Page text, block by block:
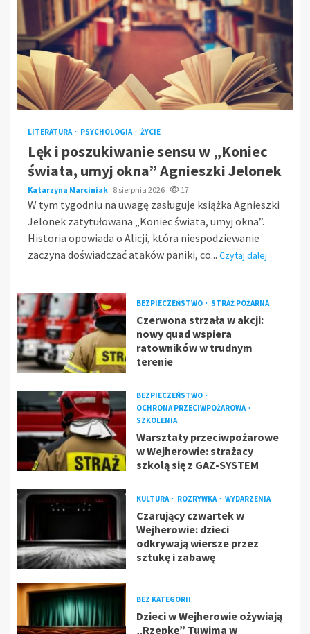
LITERATURA PSYCHOLOGIA ŻYCIE
Lęk i poszukiwanie sensu w „Koniec
świata, umyj okna” Agnieszki Jelonek
Katarzyna Marciniak 8 sierpnia 2026 17
W tym tygodniu na uwagę zasługuje książka Agnieszki
Jelonek zatytułowana „Koniec świata, umyj okna”.
Historia opowiada o Alicji, która niespodziewanie
zaczyna doświadczać ataków paniki, co... Czytaj dalej
BEZPIECZEŃSTWO STRAŻ POŻARNA
Czerwona strzała w akcji:
nowy quad wspiera
ratowników w trudnym
terenie
BEZPIECZEŃSTWO
OCHRONA PRZECIWPOŻAROWA
SZKOLENIA
Warsztaty przeciwpożarowe
w Wejherowie: strażacy
szkolą się z GAZ-SYSTEM
KULTURA ROZRYWKA WYDARZENIA
Czarujący czwartek w
Wejherowie: dzieci
odkrywają wiersze przez
sztukę i zabawę
BEZ KATEGORII
Dzieci w Wejherowie ożywiają
„Rzepkę” Tuwima w